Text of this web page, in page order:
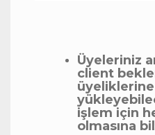
Üyeleriniz
client
işlem için
olmasına